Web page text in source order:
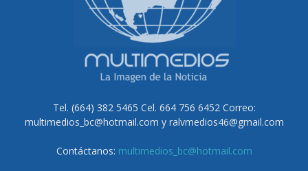
Tel. (664) 382 5465 Cel. 664 756 6452 Correo:
multimedios_bc@hotmail.com y ralvmedios46@gmail.com
Contáctanos: multimedios_bc@hotmail.com